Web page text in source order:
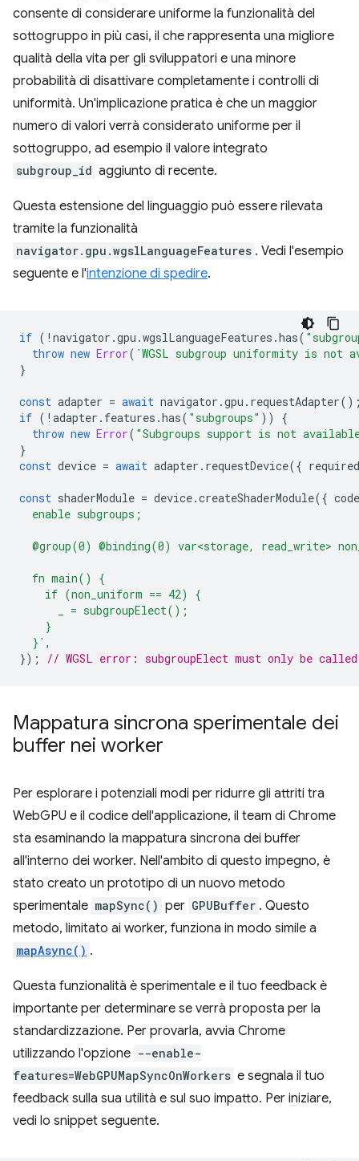
consente di considerare uniforme la funzionalità del
sottogruppo in più casi, il che rappresenta una migliore
qualità della vita per gli sviluppatori e una minore
probabilità di disattivare completamente i controlli di
uniformità. Un'implicazione pratica è che un maggior
numero di valori verrà considerato uniforme per il
sottogruppo, ad esempio il valore integrato
subgroup_id aggiunto di recente.
Questa estensione del linguaggio può essere rilevata
tramite la funzionalità
navigator.gpu.wgslLanguageFeatures . Vedi l'esempio
seguente e l'intenzione di spedire.
if ( ! navigator .gpu .wgslLanguageFeatures .has(
throw new Error( `WGSL subgroup uniformity is not
}
const adapter = await navigator .gpu . requestAdapter
if ( ! adapter . features .has( "subgroups" ))
{
throw new Error( "Subgroups support is not
}
const device = await adapter . requestDevice({
const shaderModule = device.createShaderModule({ code
  enable subgroups;
@group(0) @binding(0) var<storage, read_write>
  fn main() {
    if (non_uniform == 42) {
      _ = subgroupElect();
    }
  }`
,
});
// WGSL error: subgroupElect must only be
Mappatura sincrona sperimentale dei
buffer nei worker
Per esplorare i potenziali modi per ridurre gli attriti tra
WebGPU e il codice dell'applicazione, il team di Chrome
sta esaminando la mappatura sincrona dei buffer
all'interno dei worker. Nell'ambito di questo impegno, è
stato creato un prototipo di un nuovo metodo
sperimentale mapSync() per GPUBuffer . Questo
metodo, limitato ai worker, funziona in modo simile a
mapAsync() .
Questa funzionalità è sperimentale e il tuo feedback è
importante per determinare se verrà proposta per la
standardizzazione. Per provarla, avvia Chrome
utilizzando l'opzione --enable-
features=WebGPUMapSyncOnWorkers e segnala il tuo
feedback sulla sua utilità e sul suo impatto. Per iniziare,
vedi lo snippet seguente.